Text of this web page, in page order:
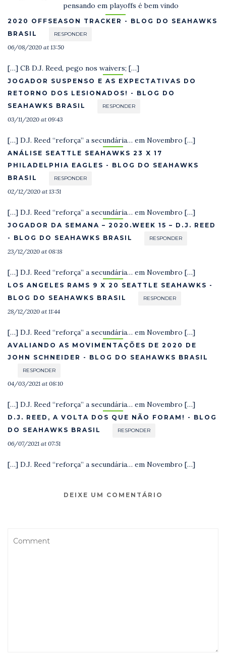
pensando em playoffs é bem vindo
2020 OFFSEASON TRACKER - BLOG DO SEAHAWKS
BRASIL
RESPONDER
06/08/2020 at 13:50
[…] CB D.J. Reed, pego nos waivers; […]
JOGADOR SUSPENSO E AS EXPECTATIVAS DO
RETORNO DOS LESIONADOS! - BLOG DO
SEAHAWKS BRASIL
RESPONDER
03/11/2020 at 09:43
[…] D.J. Reed “reforça” a secundária… em Novembro […]
ANÁLISE SEATTLE SEAHAWKS 23 X 17
PHILADELPHIA EAGLES - BLOG DO SEAHAWKS
BRASIL
RESPONDER
02/12/2020 at 13:51
[…] D.J. Reed “reforça” a secundária… em Novembro […]
JOGADOR DA SEMANA – 2020.WEEK 15 – D.J. REED
- BLOG DO SEAHAWKS BRASIL
RESPONDER
23/12/2020 at 08:18
[…] D.J. Reed “reforça” a secundária… em Novembro […]
LOS ANGELES RAMS 9 X 20 SEATTLE SEAHAWKS -
BLOG DO SEAHAWKS BRASIL
RESPONDER
28/12/2020 at 11:44
[…] D.J. Reed “reforça” a secundária… em Novembro […]
AVALIANDO AS MOVIMENTAÇÕES DE 2020 DE
JOHN SCHNEIDER - BLOG DO SEAHAWKS BRASIL
RESPONDER
04/03/2021 at 08:10
[…] D.J. Reed “reforça” a secundária… em Novembro […]
D.J. REED, A VOLTA DOS QUE NÃO FORAM! - BLOG
DO SEAHAWKS BRASIL
RESPONDER
06/07/2021 at 07:51
[…] D.J. Reed “reforça” a secundária… em Novembro […]
DEIXE UM COMENTÁRIO